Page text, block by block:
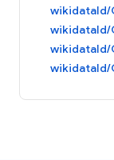
wikidataId/
wikidataId/
wikidataId/
wikidataId/